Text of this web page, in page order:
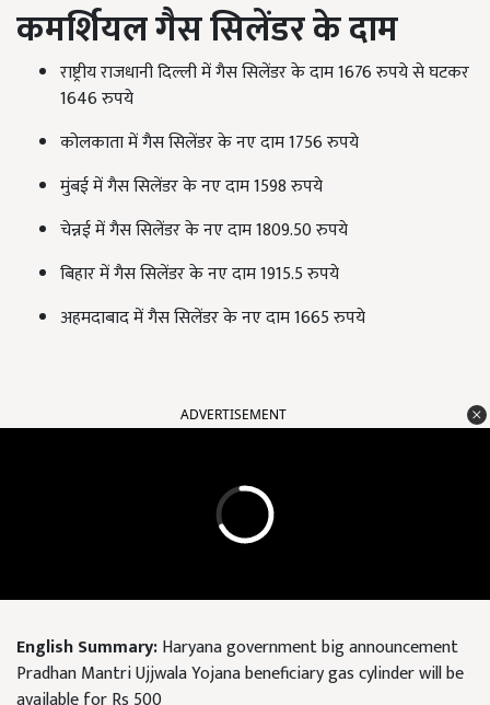
कमर्शियल गैस सिलेंडर के दाम
राष्ट्रीय राजधानी दिल्ली में गैस सिलेंडर के दाम 1676 रुपये से घटकर
1646 रुपये
कोलकाता में गैस सिलेंडर के नए दाम 1756 रुपये
मुंबई में गैस सिलेंडर के नए दाम 1598 रुपये
चेन्नई में गैस सिलेंडर के नए दाम 1809.50 रुपये
बिहार में गैस सिलेंडर के नए दाम 1915.5 रुपये
अहमदाबाद में गैस सिलेंडर के नए दाम 1665 रुपये
ADVERTISEMENT
English Summary:Haryana government big announcement
Pradhan Mantri Ujjwala Yojana beneficiary gas cylinder will be